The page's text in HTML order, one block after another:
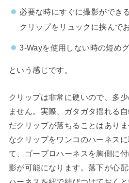
必要な時にすぐに撮影ができ
クリップをリュックに挟んで
3-Wayを使用しない時の短め
という感じです。
クリップは非常に硬いので、多
ません。実際、ガタガタ揺れる
だクリップが落ちることはあり
なクリップをワンコのハーネス
て、ゴープロハーネスを胸側に
影が可能になります。落下が心